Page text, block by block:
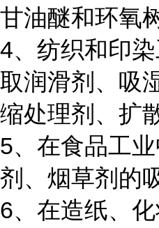
甘油醚和环氧
4、纺织和印
取润滑剂、吸
缩处理剂、扩
5、在食品工
剂、烟草剂的
6、在造纸、化